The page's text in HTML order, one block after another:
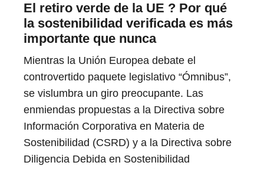
El retiro verde de la UE ? Por qué
la sostenibilidad verificada es más
importante que nunca
Mientras la Unión Europea debate el
controvertido paquete legislativo “Ómnibus”,
se vislumbra un giro preocupante. Las
enmiendas propuestas a la Directiva sobre
Información Corporativa en Materia de
Sostenibilidad (CSRD) y a la Directiva sobre
Diligencia Debida en Sostenibilidad